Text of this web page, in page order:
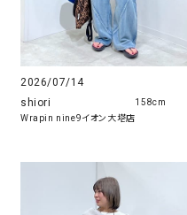
2026/07/14
shiori
Wrapin nine9イオン大塔店
158cm